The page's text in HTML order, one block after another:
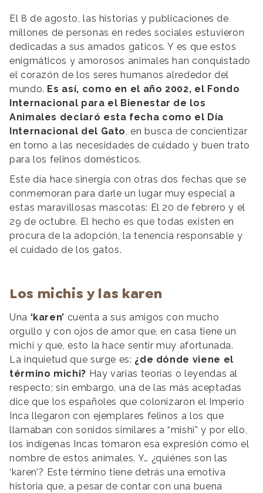
El 8 de agosto, las historias y publicaciones de
millones de personas en redes sociales estuvieron
dedicadas a sus amados gaticos. Y es que estos
enigmáticos y amorosos animales han conquistado
el corazón de los seres humanos alrededor del
mundo. Es así, como en el año 2002, el Fondo
Internacional para el Bienestar de los
Animales declaró esta fecha como el Día
Internacional del Gato, en busca de concientizar
en torno a las necesidades de cuidado y buen trato
para los felinos domésticos.
Este día hace sinergia con otras dos fechas que se
conmemoran para darle un lugar muy especial a
estas maravillosas mascotas: El 20 de febrero y el
29 de octubre. El hecho es que todas existen en
procura de la adopción, la tenencia responsable y
el cuidado de los gatos.
Los michis y las karen
Una ‘karen’ cuenta a sus amigos con mucho
orgullo y con ojos de amor que, en casa tiene un
michi y que, esto la hace sentir muy afortunada.
La inquietud que surge es: ¿de dónde viene el
término michi? Hay varias teorías o leyendas al
respecto; sin embargo, una de las más aceptadas
dice que los españoles que colonizaron el Imperio
Inca llegaron con ejemplares felinos a los que
llamaban con sonidos similares a “mishi” y por ello,
los indígenas Incas tomaron esa expresión como el
nombre de estos animales. Y… ¿quiénes son las
‘karen’? Este término tiene detrás una emotiva
historia que, a pesar de contar con una buena